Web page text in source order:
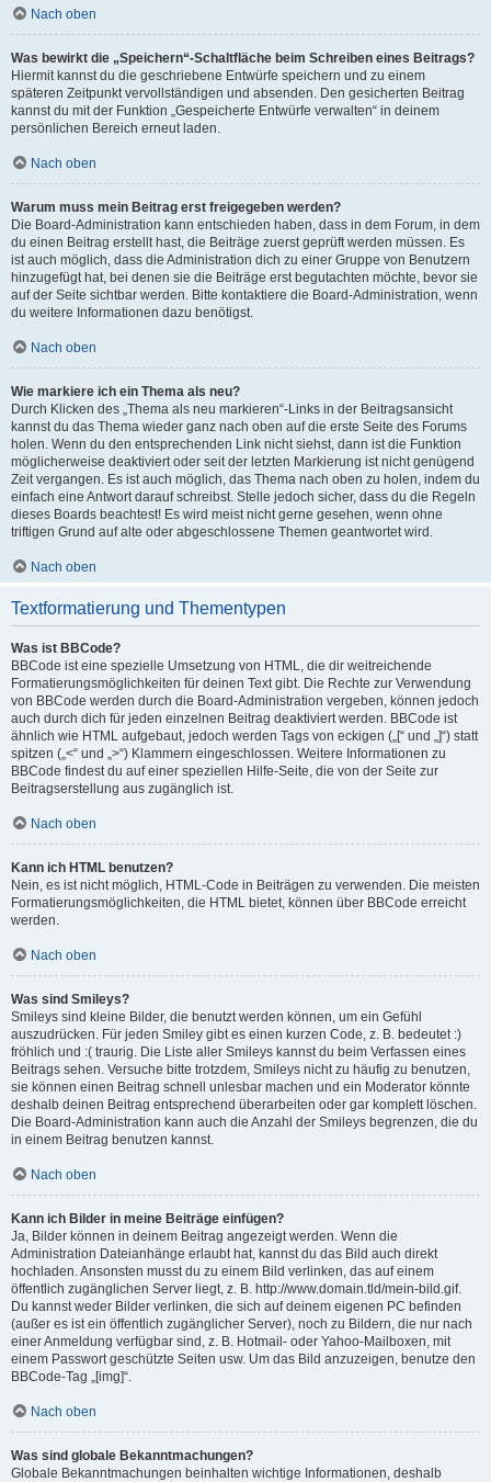
Nach oben
Was bewirkt die „Speichern“-Schaltfläche beim Schreiben eines Beitrags?
Hiermit kannst du die geschriebene Entwürfe speichern und zu einem
späteren Zeitpunkt vervollständigen und absenden. Den gesicherten Beitrag
kannst du mit der Funktion „Gespeicherte Entwürfe verwalten“ in deinem
persönlichen Bereich erneut laden.
Nach oben
Warum muss mein Beitrag erst freigegeben werden?
Die Board-Administration kann entschieden haben, dass in dem Forum, in dem
du einen Beitrag erstellt hast, die Beiträge zuerst geprüft werden müssen. Es
ist auch möglich, dass die Administration dich zu einer Gruppe von Benutzern
hinzugefügt hat, bei denen sie die Beiträge erst begutachten möchte, bevor sie
auf der Seite sichtbar werden. Bitte kontaktiere die Board-Administration, wenn
du weitere Informationen dazu benötigst.
Nach oben
Wie markiere ich ein Thema als neu?
Durch Klicken des „Thema als neu markieren“-Links in der Beitragsansicht
kannst du das Thema wieder ganz nach oben auf die erste Seite des Forums
holen. Wenn du den entsprechenden Link nicht siehst, dann ist die Funktion
möglicherweise deaktiviert oder seit der letzten Markierung ist nicht genügend
Zeit vergangen. Es ist auch möglich, das Thema nach oben zu holen, indem du
einfach eine Antwort darauf schreibst. Stelle jedoch sicher, dass du die Regeln
dieses Boards beachtest! Es wird meist nicht gerne gesehen, wenn ohne
triftigen Grund auf alte oder abgeschlossene Themen geantwortet wird.
Nach oben
Textformatierung und Thementypen
Was ist BBCode?
BBCode ist eine spezielle Umsetzung von HTML, die dir weitreichende
Formatierungsmöglichkeiten für deinen Text gibt. Die Rechte zur Verwendung
von BBCode werden durch die Board-Administration vergeben, können jedoch
auch durch dich für jeden einzelnen Beitrag deaktiviert werden. BBCode ist
ähnlich wie HTML aufgebaut, jedoch werden Tags von eckigen („[“ und „]“) statt
spitzen („<“ und „>“) Klammern eingeschlossen. Weitere Informationen zu
BBCode findest du auf einer speziellen Hilfe-Seite, die von der Seite zur
Beitragserstellung aus zugänglich ist.
Nach oben
Kann ich HTML benutzen?
Nein, es ist nicht möglich, HTML-Code in Beiträgen zu verwenden. Die meisten
Formatierungsmöglichkeiten, die HTML bietet, können über BBCode erreicht
werden.
Nach oben
Was sind Smileys?
Smileys sind kleine Bilder, die benutzt werden können, um ein Gefühl
auszudrücken. Für jeden Smiley gibt es einen kurzen Code, z. B. bedeutet :)
fröhlich und :( traurig. Die Liste aller Smileys kannst du beim Verfassen eines
Beitrags sehen. Versuche bitte trotzdem, Smileys nicht zu häufig zu benutzen,
sie können einen Beitrag schnell unlesbar machen und ein Moderator könnte
deshalb deinen Beitrag entsprechend überarbeiten oder gar komplett löschen.
Die Board-Administration kann auch die Anzahl der Smileys begrenzen, die du
in einem Beitrag benutzen kannst.
Nach oben
Kann ich Bilder in meine Beiträge einfügen?
Ja, Bilder können in deinem Beitrag angezeigt werden. Wenn die
Administration Dateianhänge erlaubt hat, kannst du das Bild auch direkt
hochladen. Ansonsten musst du zu einem Bild verlinken, das auf einem
öffentlich zugänglichen Server liegt, z. B. http://www.domain.tld/mein-bild.gif.
Du kannst weder Bilder verlinken, die sich auf deinem eigenen PC befinden
(außer es ist ein öffentlich zugänglicher Server), noch zu Bildern, die nur nach
einer Anmeldung verfügbar sind, z. B. Hotmail- oder Yahoo-Mailboxen, mit
einem Passwort geschützte Seiten usw. Um das Bild anzuzeigen, benutze den
BBCode-Tag „[img]“.
Nach oben
Was sind globale Bekanntmachungen?
Globale Bekanntmachungen beinhalten wichtige Informationen, deshalb